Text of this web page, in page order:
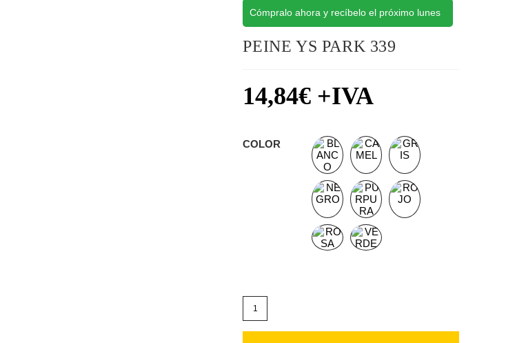
Cómpralo ahora y recíbelo el próximo lunes
PEINE YS PARK 339
14,84€ +IVA
COLOR